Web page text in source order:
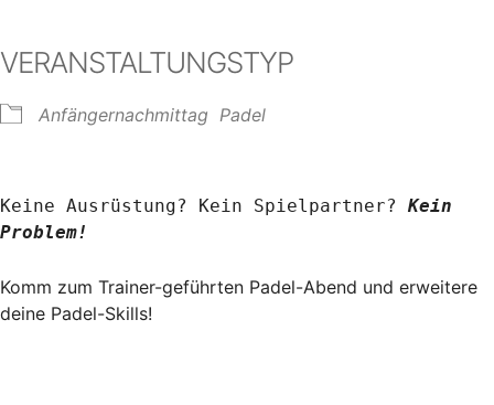
VERANSTALTUNGSTYP
Anfängernachmittag Padel
Keine Ausrüstung? Kein Spielpartner? Kein
Problem!
Komm zum Trainer-geführten Padel-Abend und erweitere
deine Padel-Skills!